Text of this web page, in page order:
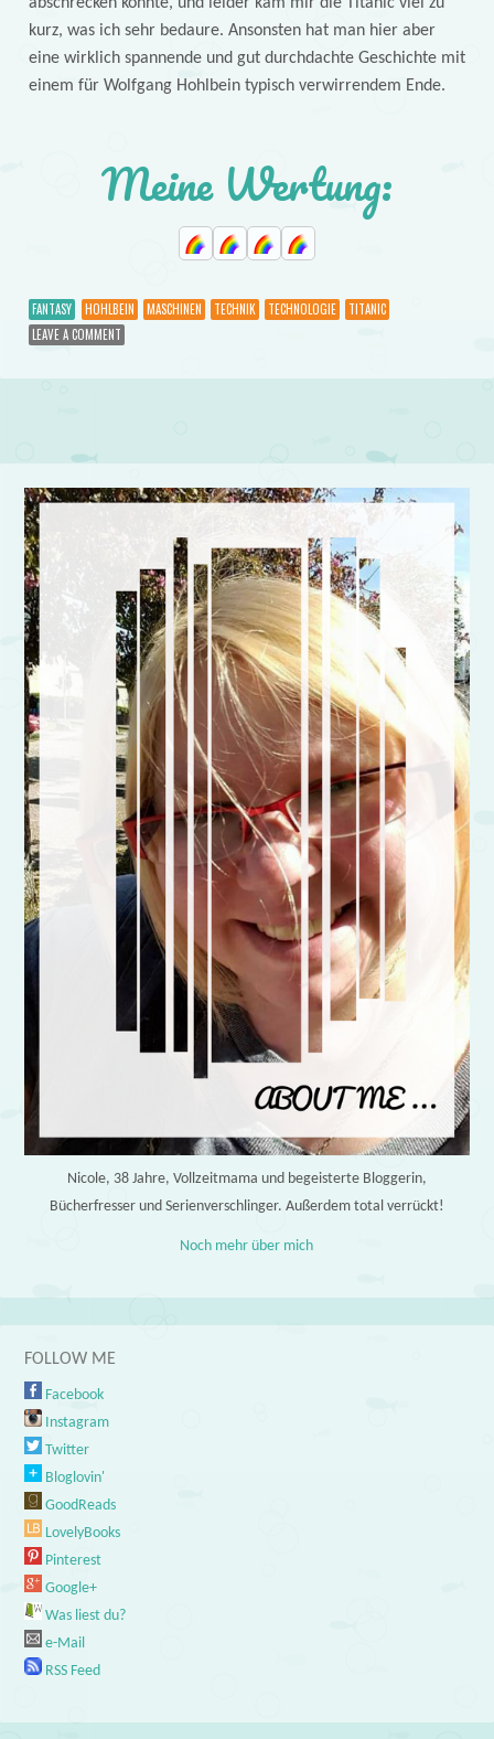
kurz, was ich sehr bedaure. Ansonsten hat man hier aber
eine wirklich spannende und gut durchdachte Geschichte mit
einem für Wolfgang Hohlbein typisch verwirrendem Ende.
Meine Wertung:
FANTASY HOHLBEIN MASCHINEN TECHNIK TECHNOLOGIE
TITANIC
LEAVE A COMMENT
Post navigation
Nicole, 38 Jahre, Vollzeitmama und begeisterte Bloggerin,
Bücherfresser und Serienverschlinger. Außerdem total verrückt!
Noch mehr über mich
FOLLOW ME
Facebook
Instagram
Twitter
Bloglovin'
GoodReads
LovelyBooks
Pinterest
Google+
Was liest du?
e-Mail
RSS Feed